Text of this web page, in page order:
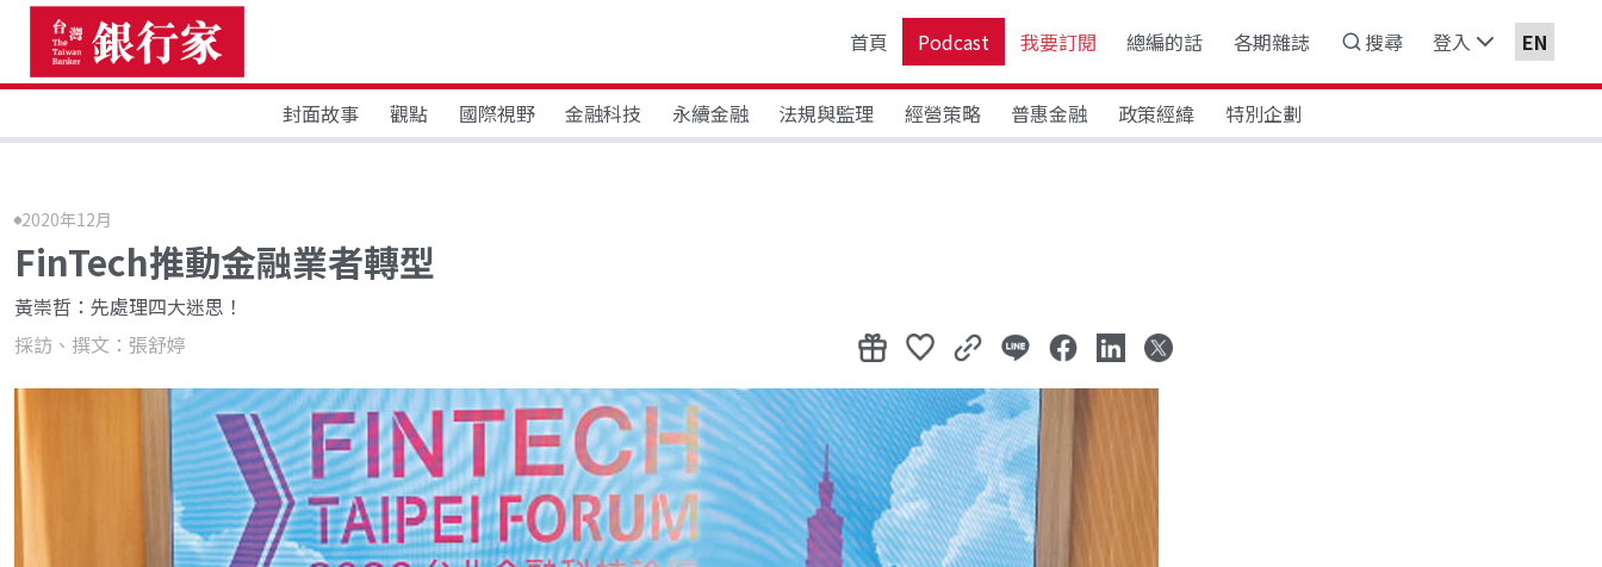
首頁 Podcast 我要訂閱 總編的話 各期雜誌 搜尋 登入 EN
封面故事 觀點 國際視野 金融科技 永續金融 法規與監理 經營策略 普惠金融 政策經緯 特別企劃
2020年12月
FinTech推動金融業者轉型
黃崇哲：先處理四大迷思！
採訪、撰文：張舒婷